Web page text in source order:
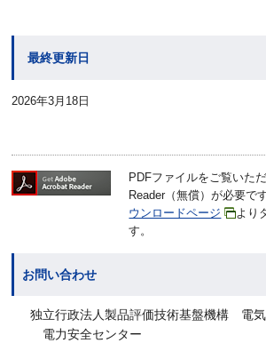
最終更新日
2026年3月18日
PDFファイルをご覧いた
Reader（無償）が必要で
ウンロードページ
より
す。
お問い合わせ
独立行政法人製品評価技術基盤機構 電
電力安全センター